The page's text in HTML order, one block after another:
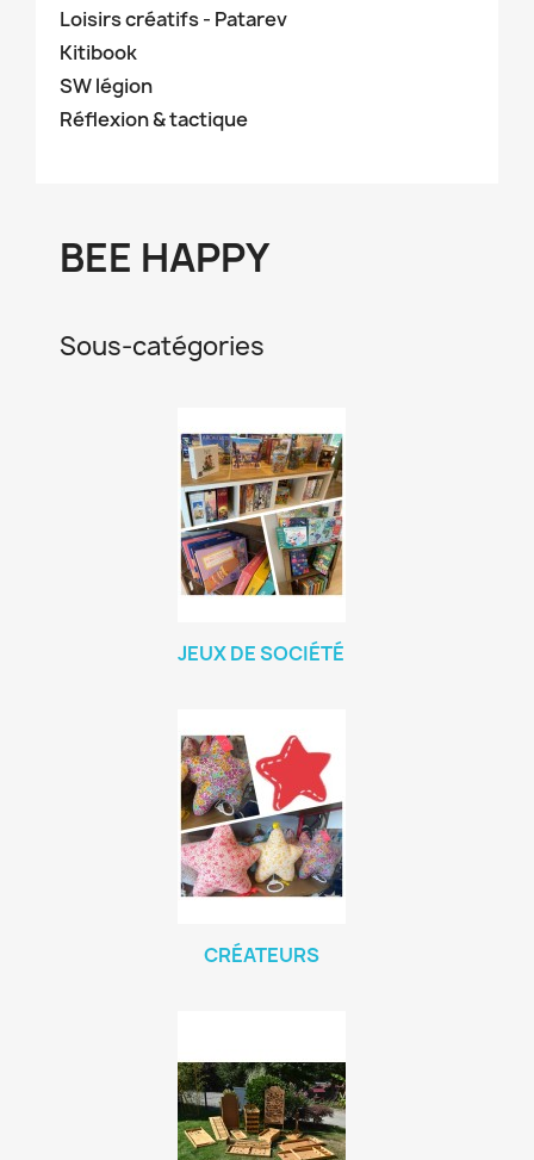
Loisirs créatifs - Patarev
Kitibook
SW légion
Réflexion & tactique
BEE HAPPY
Sous-catégories
JEUX DE SOCIÉTÉ
CRÉATEURS